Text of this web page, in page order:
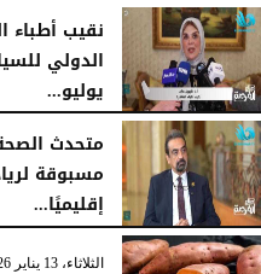
السبت، 2 مايو 2026 01:27 صـ
نقيب أطباء
الدولي
يوليو...
السبت، 2 مايو 2026 01:25 صـ
​متحدث
مسبوقة
إقليميًا...
السبت، 2 مايو 2026
01:23 صـ
الثلاثاء، 13 يناير 2026